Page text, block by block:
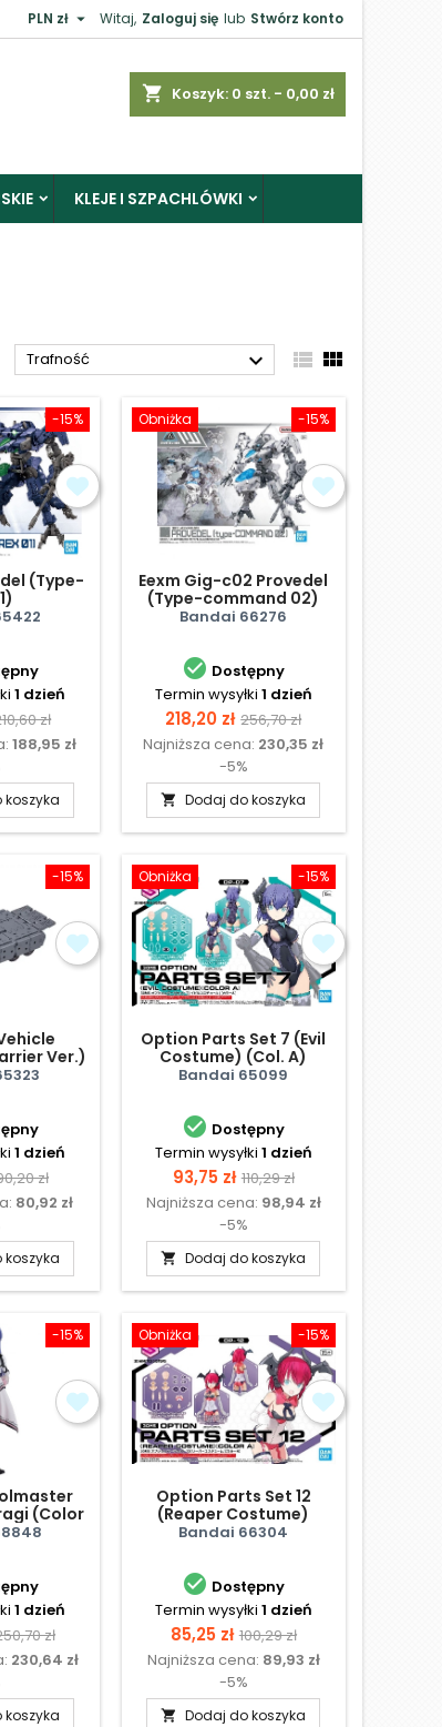
Witaj, Zaloguj się lub Stwórz konto
PLN zł 
shopping_cart Koszyk: 0 szt. - 0,00 zł
KLEJE I SZPACHLÓWKI
Trafność   
-15%
(Type-
1 dzień
zł
188,95 zł
-15%
Obniżka
Eexm Gig-c02 Provedel
(Type-command 02)
Bandai 66276
 Dostępny
Termin wysyłki 1 dzień
Cena
218,20 zł Cena
podstawowa
256,70 zł
Najniższa cena: 230,35 zł
-5%
 Dodaj do koszyka
-15%
Ver.)
1 dzień
zł
80,92 zł
-15%
Obniżka
Option Parts Set 7 (Evil
Costume) (Col. A)
Bandai 65099
 Dostępny
Termin wysyłki 1 dzień
Cena
93,75 zł Cena
podstawowa
110,29 zł
Najniższa cena: 98,94 zł
-5%
 Dodaj do koszyka
-15%
(Color
1 dzień
zł
230,64 zł
-15%
Obniżka
Option Parts Set 12
(Reaper Costume)
(Color A)
Bandai 66304
 Dostępny
Termin wysyłki 1 dzień
Cena
85,25 zł Cena
podstawowa
100,29 zł
Najniższa cena: 89,93 zł
-5%
 Dodaj do koszyka